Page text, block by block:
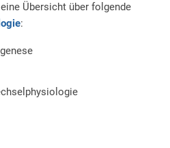
Übersicht über folgende
: